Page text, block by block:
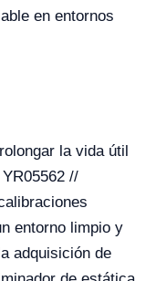
en entornos
la vida útil
//
entorno limpio y
adquisición de